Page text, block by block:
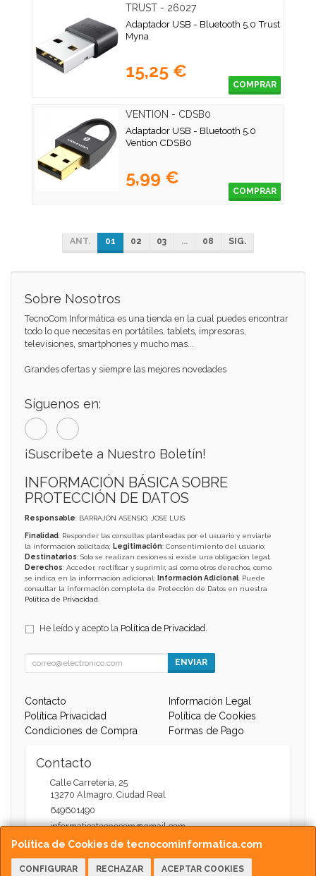
TRUST - 26027
Adaptador USB - Bluetooth 5.0 Trust
Myna
15,25 €
COMPRAR
VENTION - CDSB0
Adaptador USB - Bluetooth 5.0
Vention CDSB0
5,99 €
COMPRAR
ANT. 01 02 03 ... 08 SIG.
Política de Cookies de tecnocominformatica.com
CONFIGURAR RECHAZAR ACEPTAR COOKIES
Sobre Nosotros
TecnoCom Informática es una tienda en la cual puedes encontrar
todo lo que necesitas en portátiles, tablets, impresoras,
televisiones, smartphones y mucho mas...
Grandes ofertas y siempre las mejores novedades
Síguenos en:
¡Suscríbete a Nuestro Boletín!
INFORMACIÓN BÁSICA SOBRE
PROTECCIÓN DE DATOS
Responsable: BARRAJÓN ASENSIO, JOSE LUIS
Finalidad: Responder las consultas planteadas por el usuario y enviarle
la información solicitada; Legitimación: Consentimiento del usuario;
Destinatarios: Solo se realizan cesiones si existe una obligación legal;
Derechos: Acceder, rectificar y suprimir, así como otros derechos, como
se indica en la información adicional;
Información Adicional: Puede
consultar la información completa de Protección de Datos en nuestra
Política de Privacidad.
He leído y acepto la Política de Privacidad.
ENVIAR
Contacto
Información Legal
Política Privacidad
Política de Cookies
Condiciones de Compra
Formas de Pago
Contacto
Calle Carretería, 25
13270 Almagro, Ciudad Real
649601490
informaticatecnocom@gmail.com